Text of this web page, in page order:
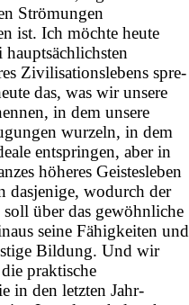
Strömungen
ist. Ich möchte heute
Zivilisationslebens spre­
das, was wir unsere
in dem unsere
wurzeln, in dem
entspringen, aber in
höheres Geistesleben
dasjenige, wodurch der
über das gewöhnliche
seine Fähigkeiten und
Bildung. Und wir
praktische
in den letzten Jahr­